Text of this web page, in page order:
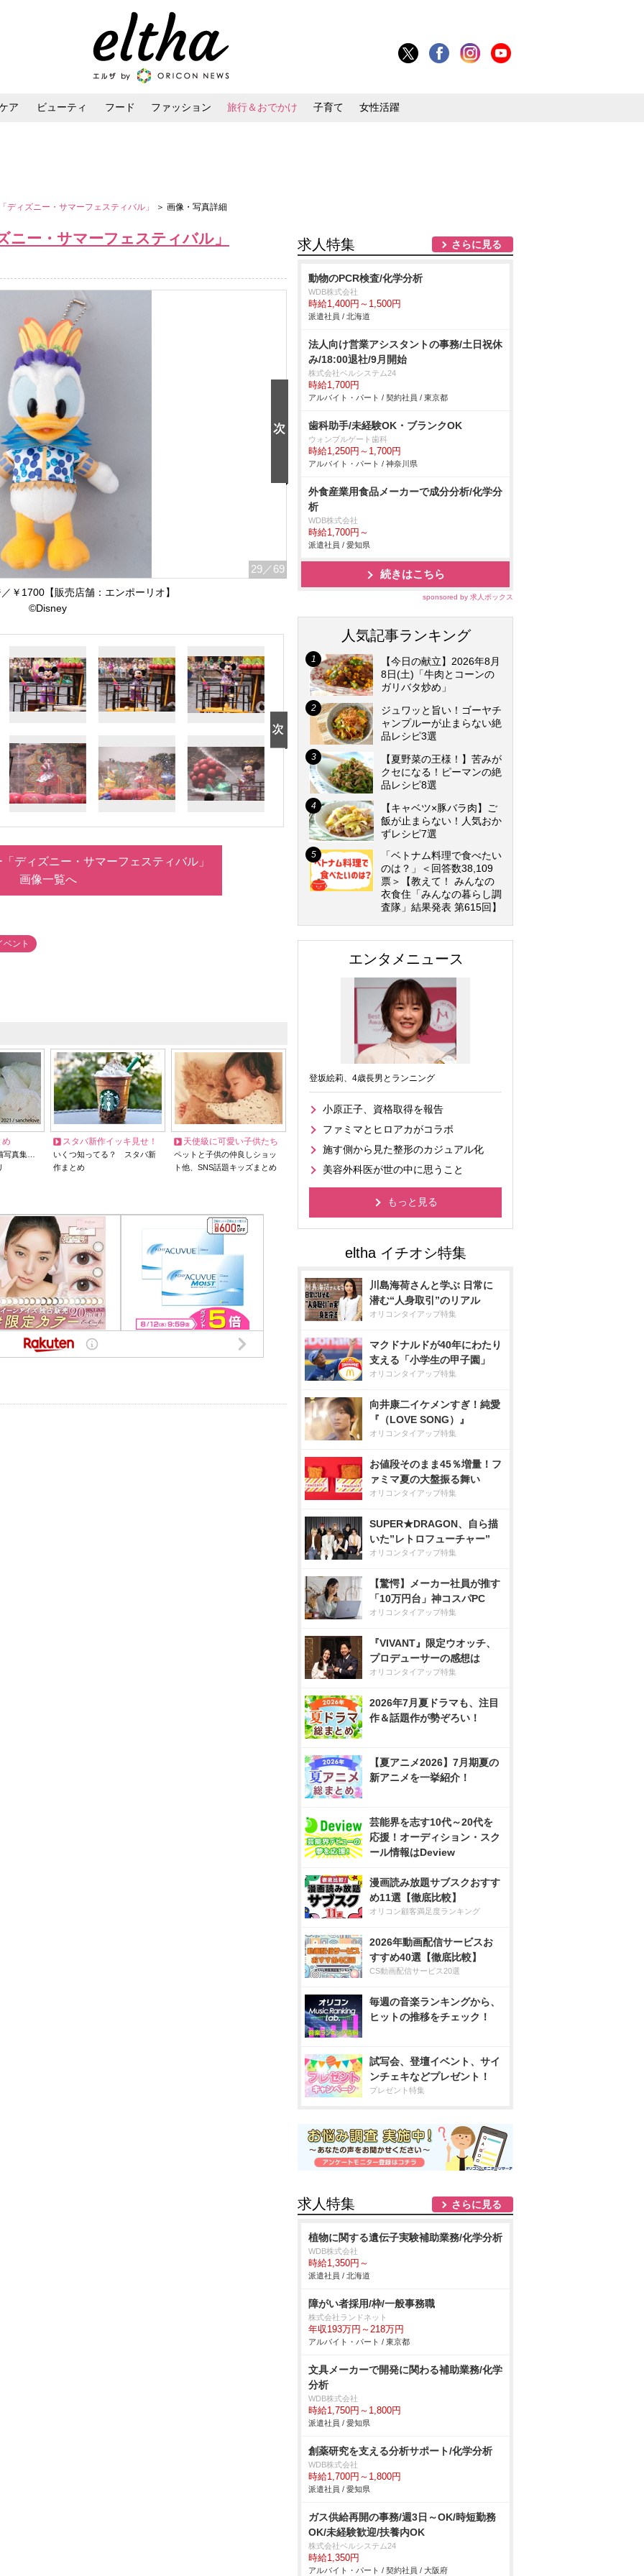
ア ビューティ フード ファッション 旅行＆おでかけ 子育て 女性活躍
ディズニー・サマーフェスティバル」 ＞ 画像・写真詳細
ー・サマーフェスティバル」
29 ／69
￥1700【販売店舗：エンポーリオ】
©Disney
ディズニー・サマーフェスティバル」
画像一覧へ
ベント
め
写真集…
スタバ新作イッキ見せ！
いくつ知ってる？ スタバ新
作まとめ
天使級に可愛い子供たち
ペットと子供の仲良しショッ
ト他、SNS話題キッズまとめ
求人特集 さらに見る
動物のPCR検査/化学分析
WDB株式会社
時給1,400円～1,500円
派遣社員 / 北海道
法人向け営業アシスタントの事務/土日祝休
み/18:00退社/9月開始
株式会社ベルシステム24
時給1,700円
アルバイト・パート / 契約社員 / 東京都
歯科助手/未経験OK・ブランクOK
ウォンブルゲート歯科
時給1,250円～1,700円
アルバイト・パート / 神奈川県
外食産業用食品メーカーで成分分析/化学分
析
WDB株式会社
時給1,700円～
派遣社員 / 愛知県
続きはこちら
sponsored by 求人ボックス
人気記事ランキング
【今日の献立】2026年8月
8日(土)「牛肉とコーンの
ガリバタ炒め」
ジュワッと旨い！ゴーヤチ
ャンプルーが止まらない絶
品レシピ3選
【夏野菜の王様！】苦みが
クセになる！ピーマンの絶
品レシピ8選
【キャベツ×豚バラ肉】ご
飯が止まらない！人気おか
ずレシピ7選
「ベトナム料理で食べたい
のは？」＜回答数38,109
票＞【教えて！ みんなの
衣食住「みんなの暮らし調
査隊」結果発表 第615回】
エンタメニュース
登坂絵莉、4歳長男とランニング
小原正子、資格取得を報告
ファミマとヒロアカがコラボ
施す側から見た整形のカジュアル化
美容外科医が世の中に思うこと
もっと見る
川島海荷さんと学ぶ 日常に
潜む“人身取引”のリアル
オリコンタイアップ特集
マクドナルドが40年にわたり
支える「小学生の甲子園」
オリコンタイアップ特集
向井康二イケメンすぎ！純愛
『（LOVE SONG）』
オリコンタイアップ特集
お値段そのまま45％増量！フ
ァミマ夏の大盤振る舞い
オリコンタイアップ特集
SUPER★DRAGON、自ら描
いた”レトロフューチャー”
オリコンタイアップ特集
【驚愕】メーカー社員が推す
「10万円台」神コスパPC
オリコンタイアップ特集
『VIVANT』限定ウオッチ、
プロデューサーの感想は
オリコンタイアップ特集
2026年7月夏ドラマも、注目
作＆話題作が勢ぞろい！
【夏アニメ2026】7月期夏の
新アニメを一挙紹介！
芸能界を志す10代～20代を
応援！オーディション・スク
ール情報はDeview
漫画読み放題サブスクおすす
め11選【徹底比較】
オリコン顧客満足度ランキング
2026年動画配信サービスお
すすめ40選【徹底比較】
CS動画配信サービス20選
毎週の音楽ランキングから、
ヒットの推移をチェック！
試写会、登壇イベント、サイ
ンチェキなどプレゼント！
プレゼント特集
求人特集 さらに見る
植物に関する遺伝子実験補助業務/化学分析
WDB株式会社
時給1,350円～
派遣社員 / 北海道
障がい者採用/枠/一般事務職
株式会社ランドネット
年収193万円～218万円
アルバイト・パート / 東京都
文具メーカーで開発に関わる補助業務/化学
分析
WDB株式会社
時給1,750円～1,800円
派遣社員 / 愛知県
創薬研究を支える分析サポート/化学分析
WDB株式会社
時給1,700円～1,800円
派遣社員 / 愛知県
ガス供給再開の事務/週3日～OK/時短勤務
OK/未経験歓迎/扶養内OK
株式会社ベルシステム24
時給1,350円
アルバイト・パート / 契約社員 / 大阪府